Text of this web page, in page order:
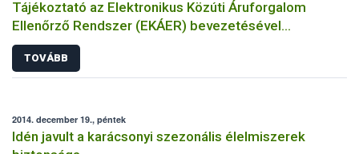
Tájékoztató az Elektronikus Közúti Áruforgalom
Ellenőrző Rendszer (EKÁER) bevezetésével
kapcsolatban
TOVÁBB
2014. december 19., péntek
Idén javult a karácsonyi szezonális élelmiszerek